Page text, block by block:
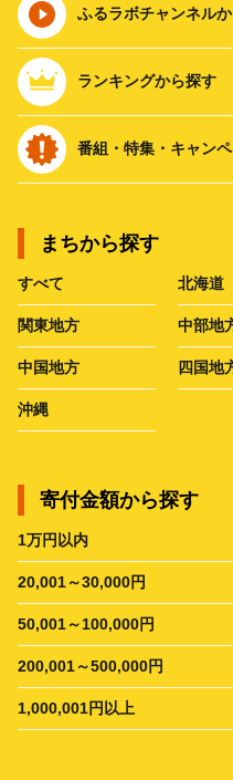
ふるラボチャンネル
ランキングから探す
番組・特集・キャン
まちから探す
すべて 北海道
関東地方 中部地
中国地方 四国地
沖縄
寄付金額から探す
1万円以内
20,001～30,000円
50,001～100,000円
200,001～500,000円
1,000,001円以上